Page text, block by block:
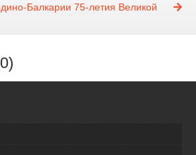
Балкарии 75-летия Великой